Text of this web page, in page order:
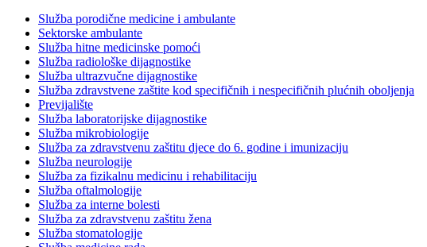
Služba porodične medicine i ambulante
Sektorske ambulante
Služba hitne medicinske pomoći
Služba radiološke dijagnostike
Služba ultrazvučne dijagnostike
Služba zdravstvene zaštite kod specifičnih i nespecifičnih plućnih oboljenja
Previjalište
Služba laboratorijske dijagnostike
Služba mikrobiologije
Služba za zdravstvenu zaštitu djece do 6. godine i imunizaciju
Služba neurologije
Služba za fizikalnu medicinu i rehabilitaciju
Služba oftalmologije
Služba za interne bolesti
Služba za zdravstvenu zaštitu žena
Služba stomatologije